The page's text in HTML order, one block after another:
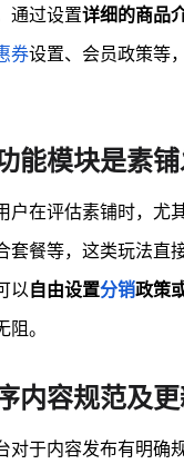
通过设置详细的商品
券设置、会员政策等
能模块是素铺
户在评估素铺时，尤
套餐等，这类玩法直
以自由设置分销政策
。
内容规范及更
对于内容发布有明确